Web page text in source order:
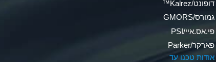
דופונט/Kalrez™
גמורס/GMORS
פי.אס.איי/PSI
פארקר/Parker
אודות טכנו עד